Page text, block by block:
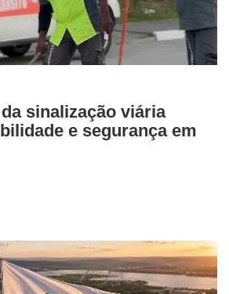
sinalização viária
e segurança em